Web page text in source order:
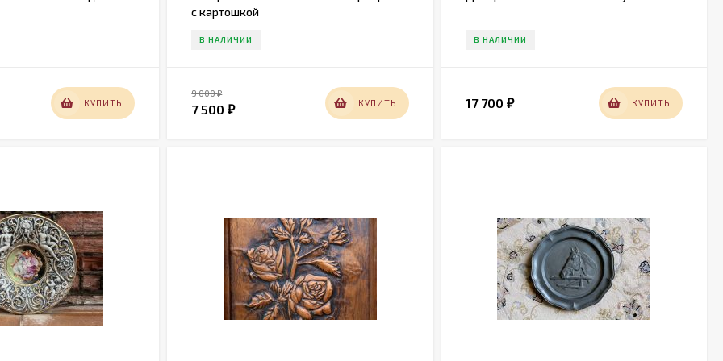
КУПИТЬ
с картошкой
В НАЛИЧИИ
9 000₽
7 500₽
КУПИТЬ
В НАЛИЧИИ
17 700 ₽ КУПИТЬ